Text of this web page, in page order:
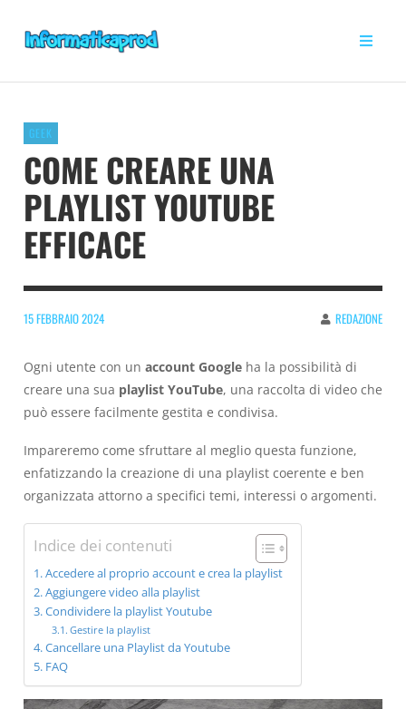
GEEK
COME CREARE UNA
PLAYLIST YOUTUBE
EFFICACE
15 FEBBRAIO 2024 REDAZIONE
Ogni utente con un account Google ha la possibilità di
creare una sua playlist YouTube, una raccolta di video che
può essere facilmente gestita e condivisa.
Impareremo come sfruttare al meglio questa funzione,
enfatizzando la creazione di una playlist coerente e ben
organizzata attorno a specifici temi, interessi o argomenti.
Indice dei contenuti
Accedere al proprio account e crea la playlist
Aggiungere video alla playlist
Condividere la playlist Youtube
Gestire la playlist
Cancellare una Playlist da Youtube
FAQ